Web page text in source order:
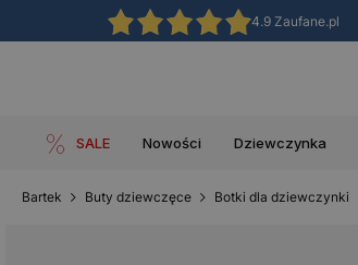
4.9 Zaufane.pl
SALE Nowości Dziewczynka
Bartek Buty dziewczęce Botki dla dziewczynki